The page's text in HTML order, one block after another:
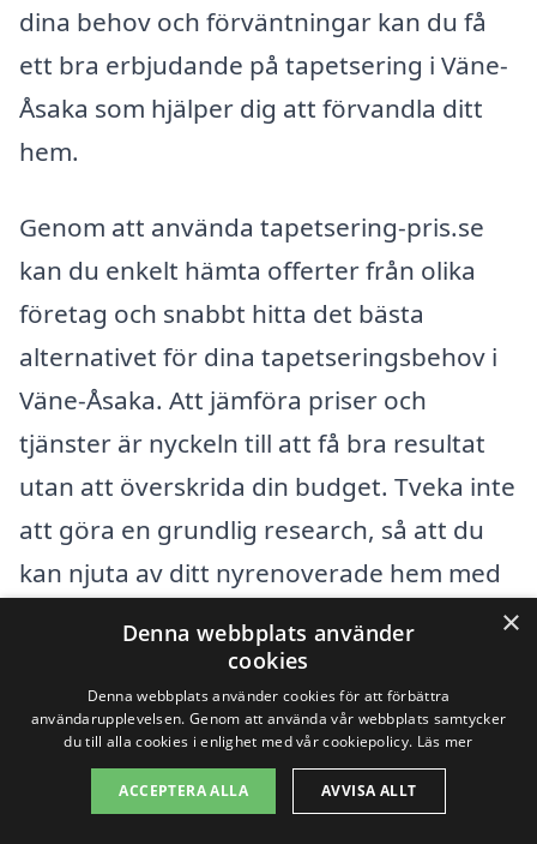
dina behov och förväntningar kan du få
ett bra erbjudande på tapetsering i Väne-
Åsaka som hjälper dig att förvandla ditt
hem.
Genom att använda tapetsering-pris.se
kan du enkelt hämta offerter från olika
företag och snabbt hitta det bästa
alternativet för dina tapetseringsbehov i
Väne-Åsaka. Att jämföra priser och
tjänster är nyckeln till att få bra resultat
utan att överskrida din budget. Tveka inte
att göra en grundlig research, så att du
kan njuta av ditt nyrenoverade hem med
Få 3 erbjudanden, gratis och utan
förpliktelser
×
Denna webbplats använder
cookies
Denna webbplats använder cookies för att förbättra
användarupplevelsen. Genom att använda vår webbplats samtycker
du till alla cookies i enlighet med vår cookiepolicy. Läs mer
ACCEPTERA ALLA AVVISA ALLT